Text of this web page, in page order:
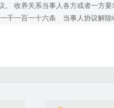
。 收养关系当事人各方或者一方
千一百一十六条 当事人协议解